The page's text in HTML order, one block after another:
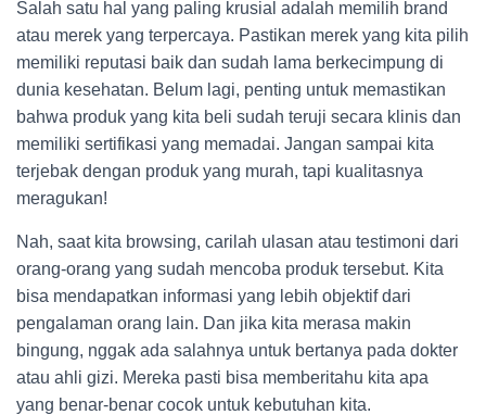
Salah satu hal yang paling krusial adalah memilih brand
atau merek yang terpercaya. Pastikan merek yang kita pilih
memiliki reputasi baik dan sudah lama berkecimpung di
dunia kesehatan. Belum lagi, penting untuk memastikan
bahwa produk yang kita beli sudah teruji secara klinis dan
memiliki sertifikasi yang memadai. Jangan sampai kita
terjebak dengan produk yang murah, tapi kualitasnya
meragukan!
Nah, saat kita browsing, carilah ulasan atau testimoni dari
orang-orang yang sudah mencoba produk tersebut. Kita
bisa mendapatkan informasi yang lebih objektif dari
pengalaman orang lain. Dan jika kita merasa makin
bingung, nggak ada salahnya untuk bertanya pada dokter
atau ahli gizi. Mereka pasti bisa memberitahu kita apa
yang benar-benar cocok untuk kebutuhan kita.